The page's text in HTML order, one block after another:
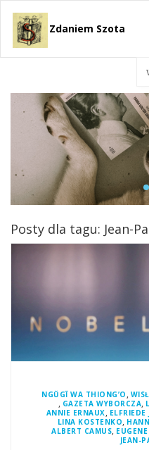
Zdaniem Szota
Posty dla tagu: Jean-
NGŨGĨ WA THIONG’O ,
, GAZETA WYBORCZA,
ANNIE ERNAUX, ELFRIEDE
LINA KOSTENKO,
ALBERT CAMUS,
JEAN-